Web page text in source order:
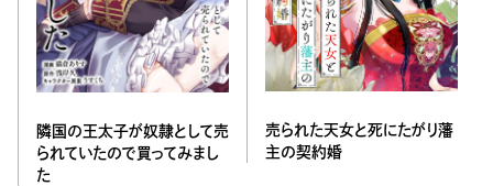
隣国の王太子が奴隷として売
られていたので買ってみまし
た
売られた天女と死にたがり藩
主の契約婚